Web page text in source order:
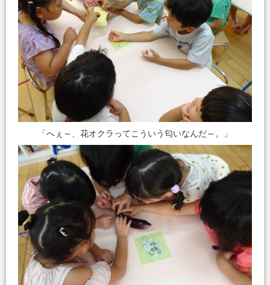
「へぇ～、花オクラってこういう匂いなんだ～。」